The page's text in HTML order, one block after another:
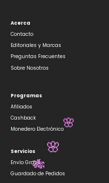
Acerca
Contacto
Editoriales y Marcas
Preguntas Frecuentes
Sobre Nosotros
Programas
Afiliados
Cashback
Monedero Electrónico
Servicios
Envío Gratis
Guardado de Pedidos
🌸
🌸
🎋